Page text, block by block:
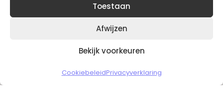
Toestaan
Afwijzen
Bekijk voorkeuren
CookiebeleidPrivacyverklaring